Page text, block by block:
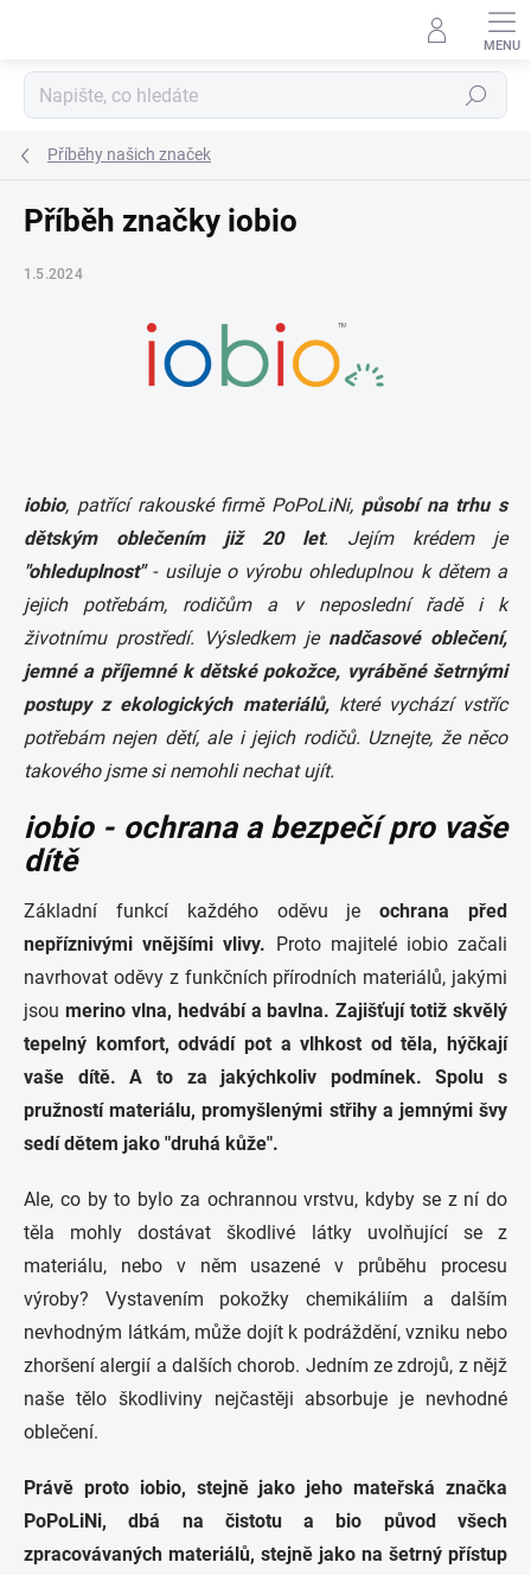
Hledat
Příběhy našich značek
Příběh značky iobio
1.5.2024
iobio, patřící rakouské firmě PoPoLiNi, působí na trhu s
dětským oblečením již 20 let. Jejím krédem je
"ohleduplnost"- usiluje o výrobu ohleduplnou k dětem a
jejich potřebám, rodičům a v neposlední řadě i k
životnímu prostředí. Výsledkem je nadčasové oblečení,
jemné a příjemné k dětské pokožce, vyráběné šetrnými
postupy z ekologických materiálů,které vychází vstříc
potřebám nejen dětí, ale i jejich rodičů. Uznejte, že něco
takového jsme si nemohli nechat ujít.
iobio - ochrana a bezpečí pro vaše
dítě
Základní funkcí každého oděvu jeochrana před
nepříznivými vnějšími vlivy. Proto majitelé iobio začali
navrhovat oděvy z funkčních přírodních materiálů, jakými
jsou merino vlna, hedvábí a bavlna. Zajišťují totiž skvělý
tepelný komfort, odvádí pot a vlhkost od těla, hýčkají
vaše dítě. A to za jakýchkoliv podmínek. Spolu s
pružností materiálu, promyšlenými střihy a jemnými švy
sedí dětem jako "druhá kůže".
Ale, co by to bylo za ochrannou vrstvu, kdyby se z ní do
těla mohly dostávat škodlivé látky uvolňující se z
materiálu, nebo v něm usazené v průběhu procesu
výroby? Vystavením pokožky chemikáliím a dalším
nevhodným látkám, může dojít k podráždění, vzniku nebo
zhoršení alergií a dalších chorob. Jedním ze zdrojů, z nějž
naše tělo škodliviny nejčastěji absorbuje je nevhodné
oblečení.
Právě proto iobio, stejně jako jeho mateřská značka
PoPoLiNi, dbá na čistotu a bio původ všech
zpracovávaných materiálů, stejně jako na šetrný přístup